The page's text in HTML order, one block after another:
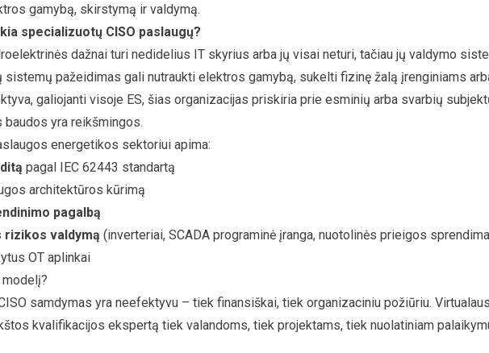
gamybą, skirstymą ir valdymą.
specializuotų CISO paslaugų?
dažnai turi nedidelius IT skyrius arba jų visai neturi, tačiau jų valdymo
pažeidimas gali nutraukti elektros gamybą, sukelti fizinę žalą įrenginiams
galiojanti visoje ES, šias organizacijas priskiria prie esminių arba svarbių
yra reikšmingos.
energetikos sektoriui apima:
pagal IEC 62443 standartą
architektūros kūrimą
pagalbą
valdymą (inverteriai, SCADA programinė įranga, nuotolinės prieigos
OT aplinkai
samdymas yra neefektyvu – tiek finansiškai, tiek organizaciniu požiūriu.
kvalifikacijos ekspertą tiek valandoms, tiek projektams, tiek nuolatiniam